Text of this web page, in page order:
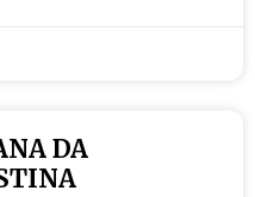
DA